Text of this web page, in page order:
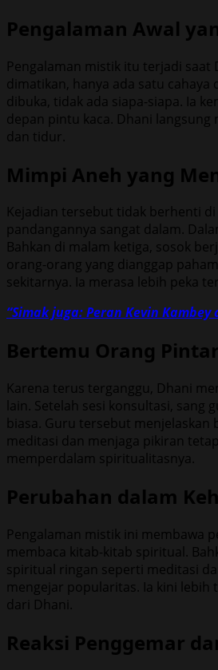
Pengalaman Awal
Pengalaman mistik itu terjadi
dimatikan, hanya ada satu
dibuka, tidak ada siapa-siapa. Ia
depan pintu kaca. Dhani
dan tidur.
Mimpi Aneh yang
Kejadian tersebut tidak berhenti
pandangannya sangat dalam.
Bahkan di malam ketiga, sosok
orang-orang yang dianggap
sekitarnya. Ia merasa lebih peka
“Simak juga: Peran Kevin
Bertemu Orang
Karena terus terganggu, Dhani
lain. Setelah sesi konsultasi,
biasa. Guru tersebut menjelaskan
meditasi dan menjaga pikiran
memperdalam spiritualitasnya.
Perubahan dalam
Pengalaman mistik ini membawa
membaca kitab-kitab spiritual.
spiritual ringan seperti meditasi
mengejar popularitas. Ia kini lebih
dari Dhani.
Reaksi Penggemar